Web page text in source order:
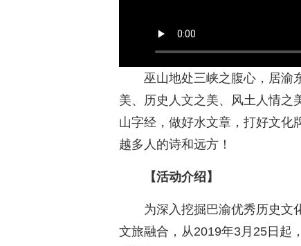
巫山地处三峡之腹心，居渝
美、历史人文之美、风土人情之
山字经，做好水文章，打好文化
越多人的诗和远方！
【活动介绍】
为深入挖掘巴渝优秀历史文
文旅融合，从2019年3月25日起